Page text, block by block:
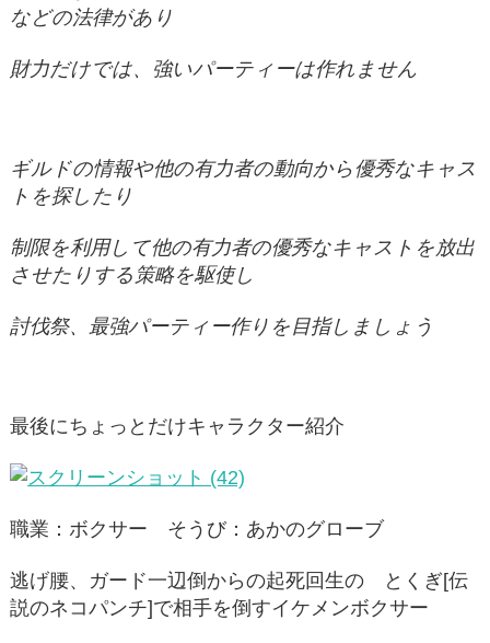
などの法律があり
財力だけでは、強いパーティーは作れません
ギルドの情報や他の有力者の動向から優秀なキャス
トを探したり
制限を利用して他の有力者の優秀なキャストを放出
させたりする策略を駆使し
討伐祭、最強パーティー作りを目指しましょう
最後にちょっとだけキャラクター紹介
職業：ボクサー そうび：あかのグローブ
逃げ腰、ガード一辺倒からの起死回生の とくぎ[伝
説のネコパンチ]で相手を倒すイケメンボクサー